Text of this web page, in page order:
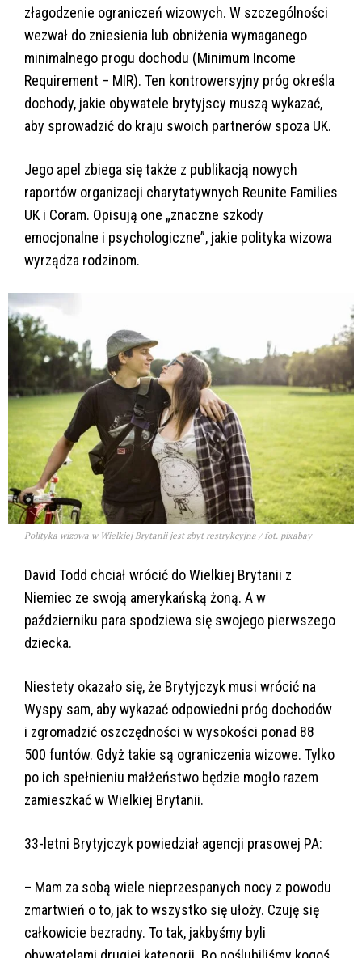
złagodzenie ograniczeń wizowych. W szczególności
wezwał do zniesienia lub obniżenia wymaganego
minimalnego progu dochodu (Minimum Income
Requirement – MIR). Ten kontrowersyjny próg określa
dochody, jakie obywatele brytyjscy muszą wykazać,
aby sprowadzić do kraju swoich partnerów spoza UK.
Jego apel zbiega się także z publikacją nowych
raportów organizacji charytatywnych Reunite Families
UK i Coram. Opisują one „znaczne szkody
emocjonalne i psychologiczne”, jakie polityka wizowa
wyrządza rodzinom.
Polityka wizowa w Wielkiej Brytanii jest zbyt restrykcyjna / fot. pixabay
David Todd chciał wrócić do Wielkiej Brytanii z
Niemiec ze swoją amerykańską żoną. A w
październiku para spodziewa się swojego pierwszego
dziecka.
Niestety okazało się, że Brytyjczyk musi wrócić na
Wyspy sam, aby wykazać odpowiedni próg dochodów
i zgromadzić oszczędności w wysokości ponad 88
500 funtów. Gdyż takie są ograniczenia wizowe. Tylko
po ich spełnieniu małżeństwo będzie mogło razem
zamieszkać w Wielkiej Brytanii.
33-letni Brytyjczyk powiedział agencji prasowej PA:
– Mam za sobą wiele nieprzespanych nocy z powodu
zmartwień o to, jak to wszystko się ułoży. Czuję się
całkowicie bezradny. To tak, jakbyśmy byli